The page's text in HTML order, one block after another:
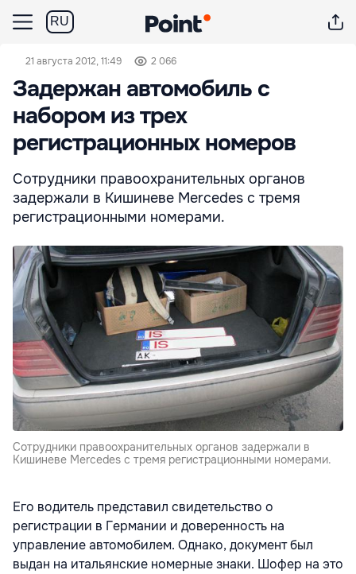
RU
21 августа 2012, 11:49 2 066
Задержан автомобиль с
набором из трех
регистрационных номеров
Сотрудники правоохранительных органов
задержали в Кишиневе Mercedes с тремя
регистрационными номерами.
Сотрудники правоохранительных органов задержали в
Кишиневе Mercedes с тремя регистрационными номерами.
Его водитель представил свидетельство о
регистрации в Германии и доверенность на
управление автомобилем. Однако, документ был
выдан на итальянские номерные знаки. Шофер на это